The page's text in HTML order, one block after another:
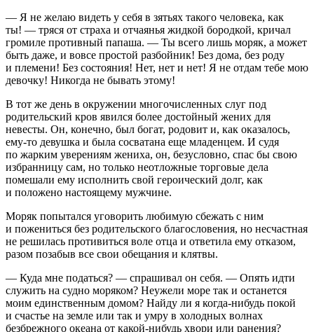
— Я не желаю видеть у себя в зятьях такого человека, как
ты! — тряся от страха и отчаянья жидкой бородкой, кричал
громиле противный папаша. — Ты всего лишь моряк, а может
быть даже, и вовсе простой разбойник! Без дома, без роду
и племени! Без состояния! Нет, нет и нет! Я не отдам тебе мою
девочку! Никогда не бывать этому!
В тот же день в окружении многочисленных слуг под
родительский кров явился более достойный жених для
невесты. Он, конечно, был богат, родовит и, как оказалось,
ему-то девушка и была сосватана еще младенцем. И судя
по жарким уверениям жениха, он, безусловно, спас бы свою
избранницу сам, но только неотложные торговые дела
помешали ему исполнить свой героический долг, как
и положено настоящему мужчине.
Моряк попытался уговорить любимую сбежать с ним
и пожениться без родительского благословения, но несчастная
не решилась противиться воле отца и ответила ему отказом,
разом позабыв все свои обещания и клятвы.
— Куда мне податься? — спрашивал он себя. — Опять идти
служить на судно моряком? Неужели море так и останется
моим единственным домом? Найду ли я когда-нибудь покой
и счастье на земле или так и умру в холодных волнах
безбрежного океана от какой-нибудь хвори или ранения?